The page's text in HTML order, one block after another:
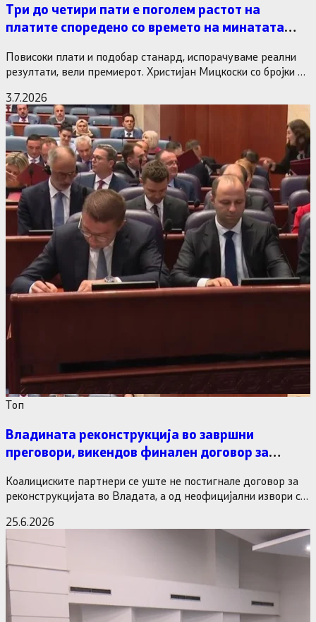
Три до четири пати е поголем растот на
платите споредено со времето на минатата
Повисоки плати и подобар станард, испорачуваме реални
резултати, вели премиерот. Христијан Мицкоски со бројки и
3.7.2026
Tоп
Владината реконструкција во завршни
преговори, викендов финален договор за
Коалициските партнери се уште не постигнале договор за
реконструкцијата во Владата, а од неофицијални извори се
25.6.2026